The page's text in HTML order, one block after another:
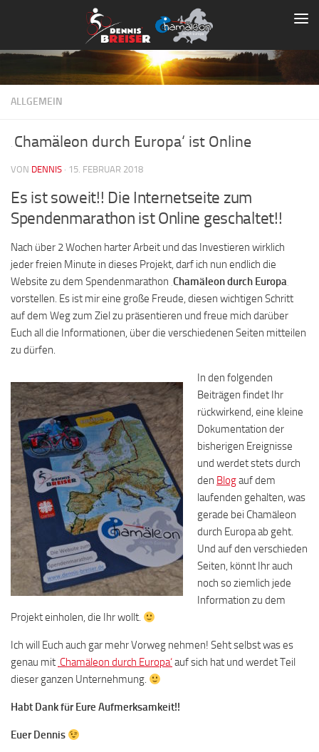
Zum Inhalt springen
ALLGEMEIN
‚Chamäleon durch Europa‘ ist Online
VON DENNIS · 15. FEBRUAR 2018
Es ist soweit!! Die Internetseite zum
Spendenmarathon ist Online geschaltet!!
Nach über 2 Wochen harter Arbeit und das Investieren wirklich
jeder freien Minute in dieses Projekt, darf ich nun endlich die
Website zu dem Spendenmarathon ‚ Chamäleon durch Europa
vorstellen. Es ist mir eine große Freude, diesen wichtigen Schritt
auf dem Weg zum Ziel zu präsentieren und freue mich darüber
Euch all die Informationen, über die verschiedenen Seiten mitteilen
zu dürfen.
In den folgenden
Beiträgen findet Ihr
rückwirkend, eine kleine
Dokumentation der
bisherigen Ereignisse
und werdet stets durch
den Blogauf dem
laufenden gehalten, was
gerade bei Chamäleon
durch Europa ab geht.
Und auf den verschieden
Seiten, könnt Ihr auch
noch so ziemlich jede
Information zu dem
Projekt einholen, die Ihr wollt.
Ich will Euch auch gar mehr Vorweg nehmen! Seht selbst was es
genau mit ‚Chamäleon durch Europa‘auf sich hat und werdet Teil
dieser ganzen Unternehmung.
Habt Dank für Eure Aufmerksamkeit!!
Euer Dennis